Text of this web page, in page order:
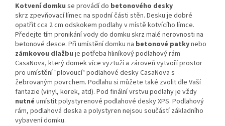
Kotvení domku se provádí do betonového desky
skrz zpevňovací límec na spodní části stěn. Desku je dobré
opatřit cca 2 cm odskokem podlahy v místě kotvícího límce.
Předejte tím pronikání vody do domku skrz malé nerovnosti na
betonové desce. Při umístění domku na betonové patkynebo
zámkovou dlažbu je potřeba hliníkový podlahový rám
CasaNova, který domek více vyztuží a zároveň vytvoří prostor
pro umístění "plovoucí" podlahové desky CasaNova s
žebrovaným povrchem. Podlahu si můžete také zvolit dle Vaší
fantazie (vinyl, korek, atd). Pod finální vrstvu podlahy je vždy
nutné umístit polystyrenové podlahové desky XPS. Podlahový
rám, podlahová deska a polystyren nejsou součástí základního
vybavení domku.